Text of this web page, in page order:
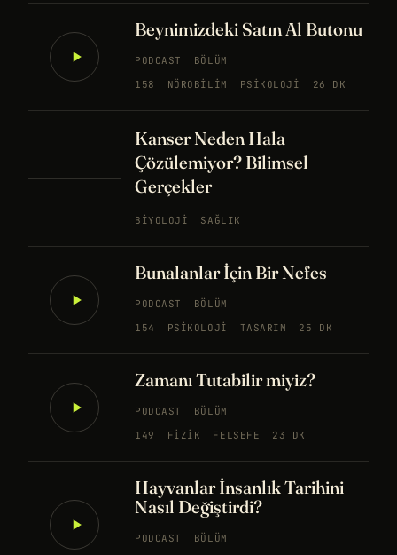
Beynimizdeki Satın Al Butonu
PODCAST
BÖLÜM
158
NÖROBILIM PSIKOLOJI 26 DK
Kanser Neden Hala
Çözülemiyor? Bilimsel
Gerçekler
BIYOLOJI SAĞLIK
Bunalanlar İçin Bir Nefes
PODCAST
BÖLÜM
154
PSIKOLOJI TASARIM 25 DK
Zamanı Tutabilir miyiz?
PODCAST
BÖLÜM
149
FIZIK FELSEFE 23 DK
Hayvanlar İnsanlık Tarihini
Nasıl Değiştirdi?
PODCAST
BÖLÜM